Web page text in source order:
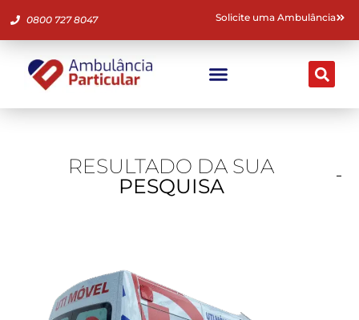
0800 727 8047 Solicite uma Ambulância
RESULTADO DA SUA
PESQUISA